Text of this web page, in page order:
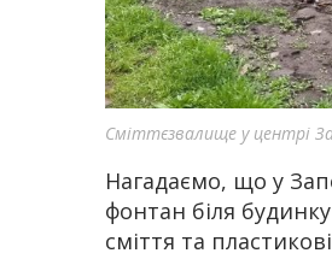
Сміттєзвалище у центрі
Нагадаємо, що у
фонтан біля
сміття та